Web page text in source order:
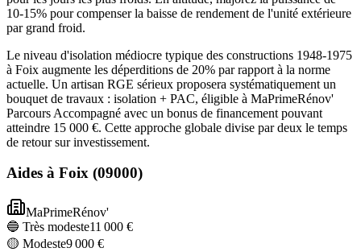
10-15% pour compenser la baisse de rendement de l'unité extérieure
par grand froid.
Le niveau d'isolation médiocre typique des constructions 1948-1975
à Foix augmente les déperditions de 20% par rapport à la norme
actuelle. Un artisan RGE sérieux proposera systématiquement un
bouquet de travaux : isolation + PAC, éligible à MaPrimeRénov'
Parcours Accompagné avec un bonus de financement pouvant
atteindre 15 000 €. Cette approche globale divise par deux le temps
de retour sur investissement.
Aides à Foix (09000)
MaPrimeRénov'
🔵 Très modeste11 000 €
🟡 Modeste9 000 €